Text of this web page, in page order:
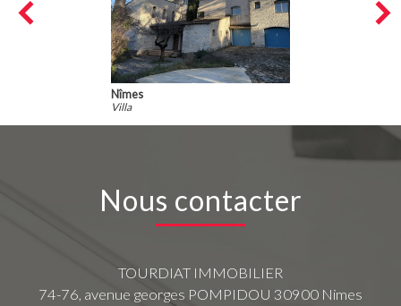
Nîmes
Villa
Nous contacter
TOURDIAT IMMOBILIER
74-76, avenue georges POMPIDOU 30900 Nimes